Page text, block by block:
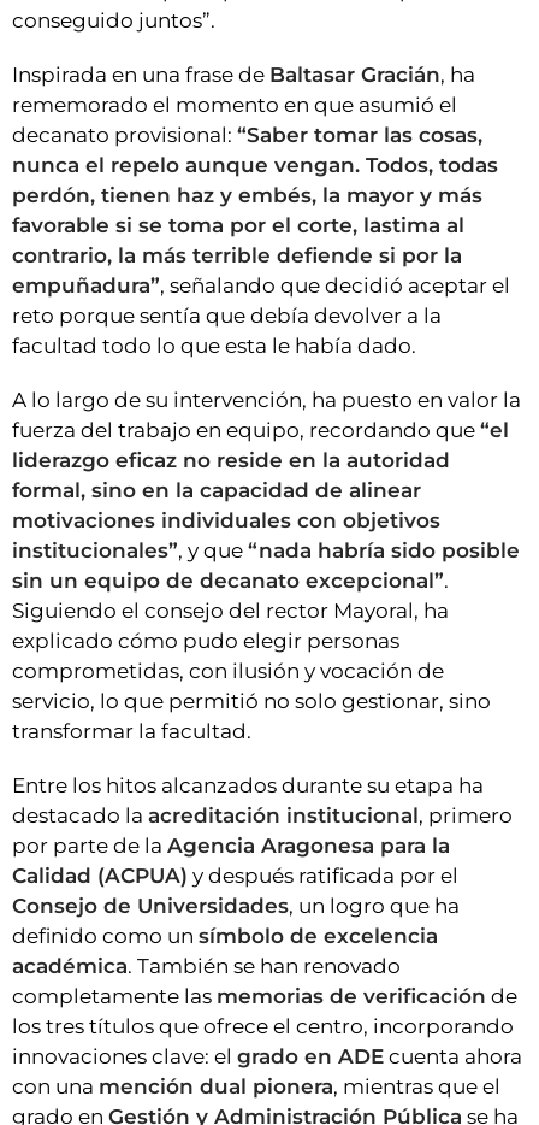
conseguido juntos”.
Inspirada en una frase de Baltasar Gracián, ha
rememorado el momento en que asumió el
decanato provisional: “Saber tomar las cosas,
nunca el repelo aunque vengan. Todos, todas
perdón, tienen haz y embés, la mayor y más
favorable si se toma por el corte, lastima al
contrario, la más terrible defiende si por la
empuñadura”, señalando que decidió aceptar el
reto porque sentía que debía devolver a la
facultad todo lo que esta le había dado.
A lo largo de su intervención, ha puesto en valor la
fuerza del trabajo en equipo, recordando que “el
liderazgo eficaz no reside en la autoridad
formal, sino en la capacidad de alinear
motivaciones individuales con objetivos
institucionales”, y que “nada habría sido posible
sin un equipo de decanato excepcional”.
Siguiendo el consejo del rector Mayoral, ha
explicado cómo pudo elegir personas
comprometidas, con ilusión y vocación de
servicio, lo que permitió no solo gestionar, sino
transformar la facultad.
Entre los hitos alcanzados durante su etapa ha
destacado la acreditación institucional, primero
por parte de la Agencia Aragonesa para la
Calidad (ACPUA) y después ratificada por el
Consejo de Universidades, un logro que ha
definido como un símbolo de excelencia
académica. También se han renovado
completamente las memorias de verificación de
los tres títulos que ofrece el centro, incorporando
innovaciones clave: el grado en ADE cuenta ahora
con una mención dual pionera, mientras que el
grado en Gestión y Administración Pública se ha